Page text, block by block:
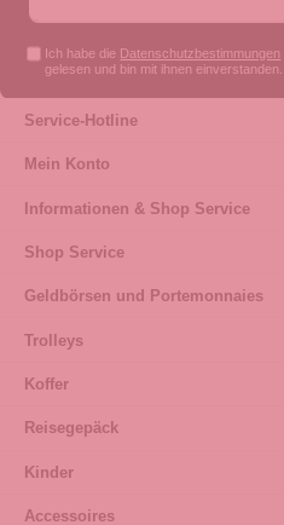
Ich habe die Datenschutzbestimmungen
gelesen und bin mit ihnen einverstanden.
Service-Hotline
Mein Konto
Informationen & Shop Service
Shop Service
Geldbörsen und Portemonnaies
Trolleys
Koffer
Reisegepäck
Kinder
Accessoires